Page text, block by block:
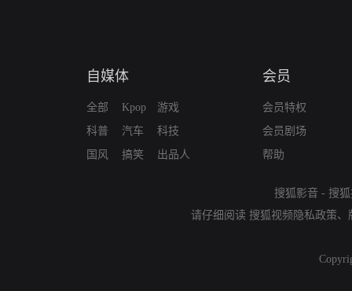
自媒体
全部
科普
国风
Kpop
汽车
搞笑
游戏
科技
出品人
会员
会员特权
会员剧场
帮助
搜狐影音 - 搜
请仔细阅读 搜狐视频隐私政策、